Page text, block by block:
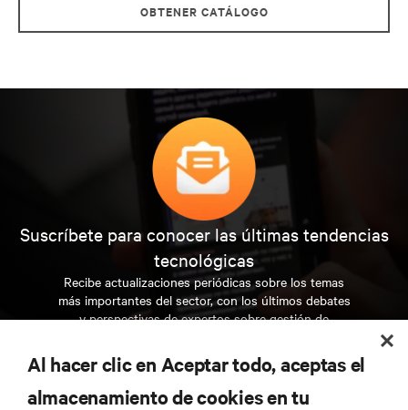
OBTENER CATÁLOGO
Suscríbete para conocer las últimas tendencias
tecnológicas
Recibe actualizaciones periódicas sobre los temas
más importantes del sector, con los últimos debates
y perspectivas de expertos sobre gestión de
REGÍSTRATE AHORA
Al hacer clic en Aceptar todo, aceptas el
almacenamiento de cookies en tu